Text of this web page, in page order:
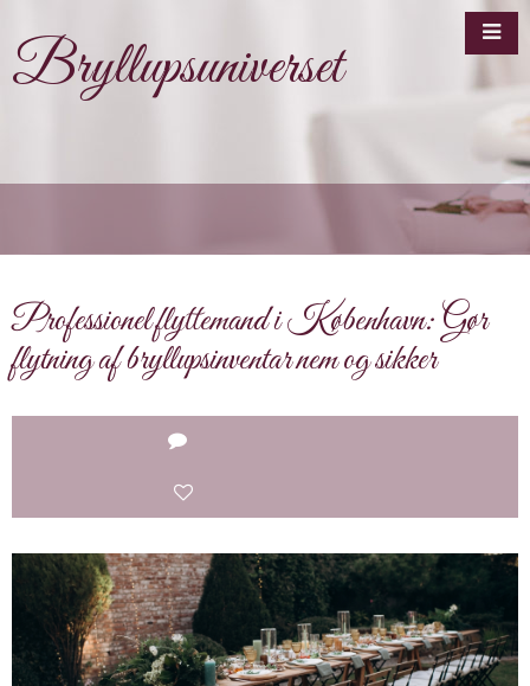
Bryllupsuniverset
Professionel flyttemand i København: Gør
flytning af bryllupsinventar nem og sikker